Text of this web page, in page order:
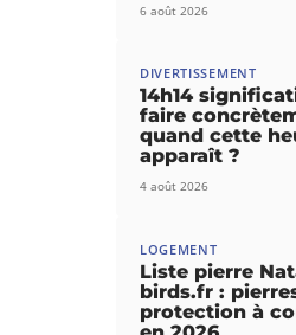
6 août 2026
DIVERTISSEMENT
14h14
faire
quand cette
apparaît ?
4 août 2026
LOGEMENT
Liste pierre
birds.fr :
protection à